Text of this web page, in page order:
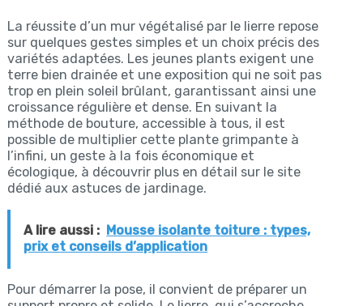
La réussite d’un mur végétalisé par le lierre repose
sur quelques gestes simples et un choix précis des
variétés adaptées. Les jeunes plants exigent une
terre bien drainée et une exposition qui ne soit pas
trop en plein soleil brûlant, garantissant ainsi une
croissance régulière et dense. En suivant la
méthode de bouture, accessible à tous, il est
possible de multiplier cette plante grimpante à
l’infini, un geste à la fois économique et
écologique, à découvrir plus en détail sur le site
dédié aux astuces de jardinage.
A lire aussi : Mousse isolante toiture : types,
prix et conseils d’application
Pour démarrer la pose, il convient de préparer un